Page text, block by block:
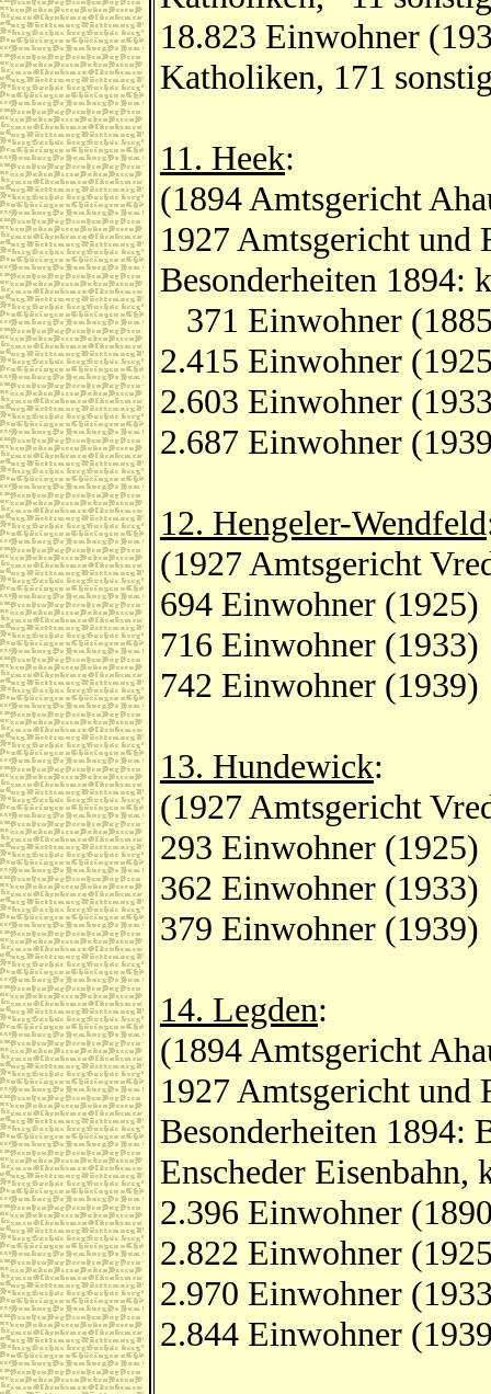
18.823 Einwohner
Katholiken, 171
11. Heek:
(1894 Amtsgericht
1927 Amtsgericht und
Besonderheiten 1894:
371 Einwohner
2.415 Einwohner
2.603 Einwohner
2.687 Einwohner
12. Hengeler-Wendfeld
(1927 Amtsgericht
694 Einwohner (1925)
716 Einwohner (1933)
742 Einwohner (1939)
13. Hundewick:
(1927 Amtsgericht
293 Einwohner (1925)
362 Einwohner (1933)
379 Einwohner (1939)
14. Legden:
(1894 Amtsgericht
1927 Amtsgericht und
Besonderheiten 1894:
Enscheder
2.396 Einwohner
2.822 Einwohner
2.970 Einwohner
2.844 Einwohner